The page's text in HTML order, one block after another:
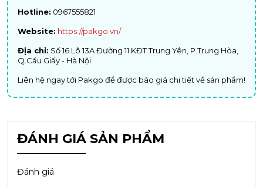
Hotline: 0967555821
Website: https://pakgo.vn/
Địa chỉ: Số 16 Lô 13A Đường 11 KĐT Trung Yên, P.Trung Hòa,
Q.Cầu Giấy - Hà Nội
Liên hệ ngay tới Pakgo để được báo giá chi tiết về sản phẩm!
ĐÁNH GIÁ SẢN PHẨM
Đánh giá